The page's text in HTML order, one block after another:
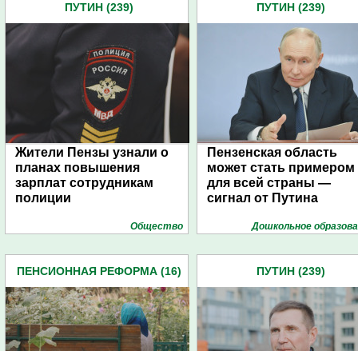
ПУТИН (239)
Жители Пензы узнали о
планах повышения
зарплат сотрудникам
полиции
Общество
ПУТИН (239)
Пензенская область
может стать примером
для всей страны —
сигнал от Путина
Дошкольное
ПЕНСИОННАЯ РЕФОРМА (16) ПУТИН (239)